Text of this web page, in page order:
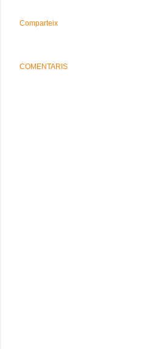
Comparteix
COMENTARIS